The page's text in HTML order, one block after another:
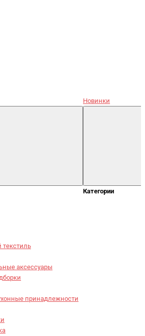
Новинки
Категории
аксессуары
принадлежности